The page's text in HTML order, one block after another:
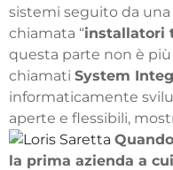
sistemi seguito da
chiamata “installatori
questa parte non è più
chiamati System
informaticamente
aperte e flessibili,
la prima azienda a